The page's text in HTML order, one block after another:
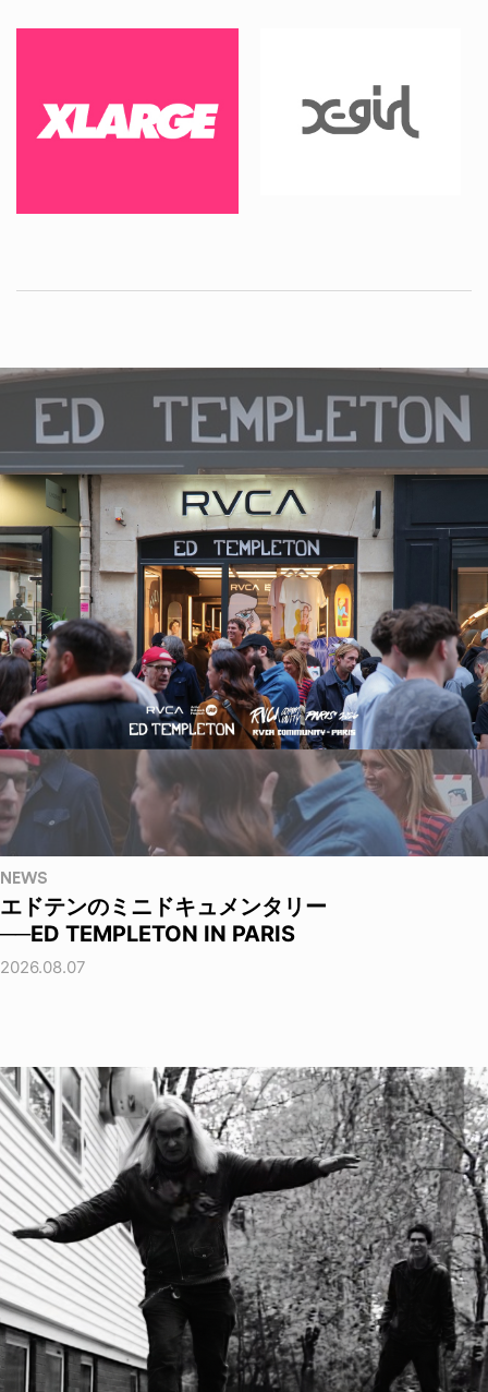
NEWS
エドテンのミニドキュメンタリー
──ED TEMPLETON IN PARIS
2026.08.07